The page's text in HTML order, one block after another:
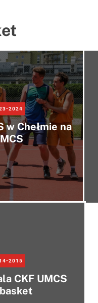
2024
w Chełmie na
2015